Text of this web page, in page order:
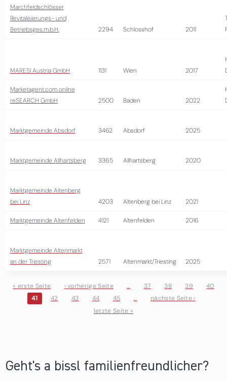
Marchfeldschlösser
Revitalisierungs- und
Betriebsges.m.b.H.
2294 Schlosshof 2011
MARESI Austria GmbH 1131 Wien 2017
Marketagent.com online
reSEARCH GmbH
2500 Baden 2022
Marktgemeinde Absdorf 3462 Absdorf 2025
Marktgemeinde Allhartsberg 3365 Allhartsberg 2020
Marktgemeinde Altenberg
bei Linz
4203 Altenberg bei Linz 2021
Marktgemeinde Altenfelden 4121 Altenfelden 2016
Marktgemeinde Altenmarkt
an der Triesting
2571 Altenmarkt/Triesting 2025
Seiten
« erste Seite ‹ vorherige Seite … 37 38 39
40
41
42 43 44 45 …
nächste Seite ›
letzte Seite »
Geht's a bissl familienfreundlicher?